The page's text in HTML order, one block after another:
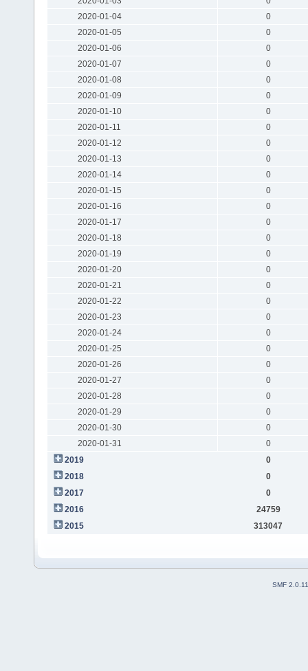
2020-01-04
0
2020-01-05
0
2020-01-06
0
2020-01-07
0
2020-01-08
0
2020-01-09
0
2020-01-10
0
2020-01-11
0
2020-01-12
0
2020-01-13
0
2020-01-14
0
2020-01-15
0
2020-01-16
0
2020-01-17
0
2020-01-18
0
2020-01-19
0
2020-01-20
0
2020-01-21
0
2020-01-22
0
2020-01-23
0
2020-01-24
0
2020-01-25
0
2020-01-26
0
2020-01-27
0
2020-01-28
0
2020-01-29
0
2020-01-30
0
2020-01-31
0
2019
0
2018
0
2017
0
2016
24759
2015
313047
SMF 2.0.11